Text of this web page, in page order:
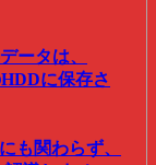
ータは、
に保存さ
も関わらず、